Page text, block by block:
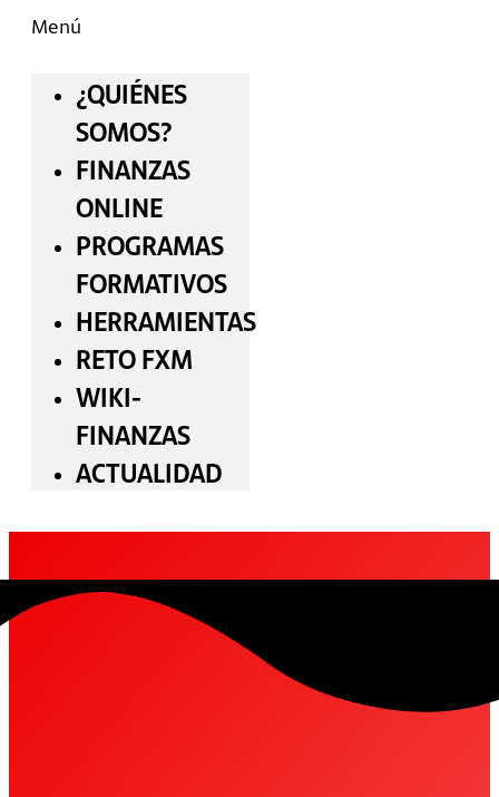
Menú
¿QUIÉNES
SOMOS?
FINANZAS
ONLINE
PROGRAMAS
FORMATIVOS
HERRAMIENTAS
RETO FXM
WIKI-
FINANZAS
ACTUALIDAD